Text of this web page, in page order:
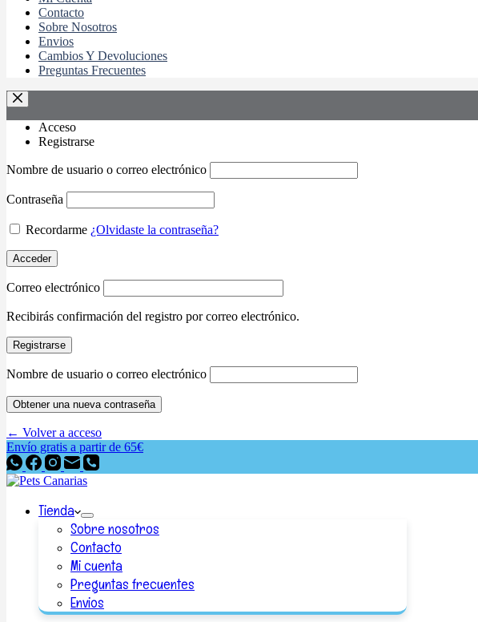
Contacto
Sobre Nosotros
Envios
Cambios Y Devoluciones
Preguntas Frecuentes
Acceso
Registrarse
Nombre de usuario o correo electrónico
Contraseña
Recordarme ¿Olvidaste la contraseña?
Acceder
Correo electrónico
Recibirás confirmación del registro por correo electrónico.
Registrarse
Nombre de usuario o correo electrónico
Obtener una nueva contraseña
← Volver a acceso
Envío gratis a partir de 65€
Tienda
Sobre nosotros
Contacto
Mi cuenta
Preguntas frecuentes
Envios